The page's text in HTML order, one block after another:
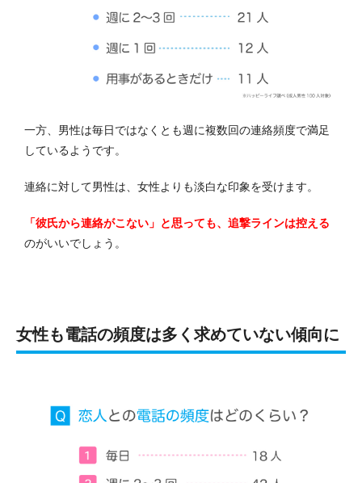
一方、男性は毎日ではなくとも週に複数回の連絡頻度で満足
しているようです。
連絡に対して男性は、女性よりも淡白な印象を受けます。
「彼氏から連絡がこない」と思っても、追撃ラインは控える
のがいいでしょう。
女性も電話の頻度は多く求めていない傾向に